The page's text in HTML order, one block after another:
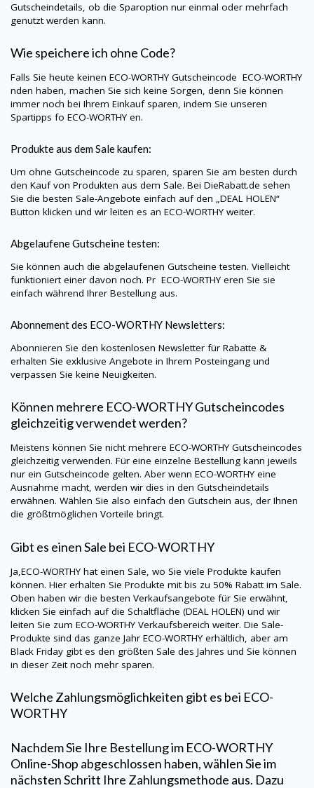
Gutscheindetails, ob die Sparoption nur einmal oder mehrfach
genutzt werden kann.
Wie speichere ich ohne Code?
Falls Sie heute keinen ECO-WORTHY Gutscheincode ECO-WORTHY
nden haben, machen Sie sich keine Sorgen, denn Sie können
immer noch bei Ihrem Einkauf sparen, indem Sie unseren
Spartipps fo ECO-WORTHY en.
Produkte aus dem Sale kaufen:
Um ohne Gutscheincode zu sparen, sparen Sie am besten durch
den Kauf von Produkten aus dem Sale. Bei DieRabatt.de sehen
Sie die besten Sale-Angebote einfach auf den „DEAL HOLEN“
Button klicken und wir leiten es an ECO-WORTHY weiter.
Abgelaufene Gutscheine testen:
Sie können auch die abgelaufenen Gutscheine testen. Vielleicht
funktioniert einer davon noch. Pr ECO-WORTHY eren Sie sie
einfach während Ihrer Bestellung aus.
Abonnement des ECO-WORTHY Newsletters:
Abonnieren Sie den kostenlosen Newsletter für Rabatte &
erhalten Sie exklusive Angebote in Ihrem Posteingang und
verpassen Sie keine Neuigkeiten.
Können mehrere ECO-WORTHYGutscheincodes
gleichzeitig verwendet werden?
Meistens können Sie nicht mehrere ECO-WORTHY Gutscheincodes
gleichzeitig verwenden. Für eine einzelne Bestellung kann jeweils
nur ein Gutscheincode gelten. Aber wenn ECO-WORTHY eine
Ausnahme macht, werden wir dies in den Gutscheindetails
erwähnen. Wählen Sie also einfach den Gutschein aus, der Ihnen
die größtmöglichen Vorteile bringt.
Gibt es einen Sale bei ECO-WORTHY
Ja,ECO-WORTHY hat einen Sale, wo Sie viele Produkte kaufen
können. Hier erhalten Sie Produkte mit bis zu 50% Rabatt im Sale.
Oben haben wir die besten Verkaufsangebote für Sie erwähnt,
klicken Sie einfach auf die Schaltfläche (DEAL HOLEN) und wir
leiten Sie zum ECO-WORTHY Verkaufsbereich weiter. Die Sale-
Produkte sind das ganze Jahr ECO-WORTHY erhältlich, aber am
Black Friday gibt es den größten Sale des Jahres und Sie können
in dieser Zeit noch mehr sparen.
Welche Zahlungsmöglichkeiten gibt es bei ECO-
WORTHY
Nachdem Sie Ihre Bestellung im ECO-WORTHY
Online-Shop abgeschlossen haben, wählen Sie im
nächsten Schritt Ihre Zahlungsmethode aus. Dazu